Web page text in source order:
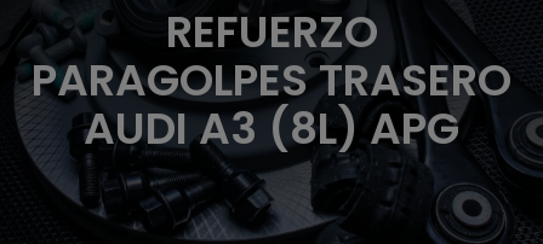
REFUERZO
PARAGOLPES TRASERO
AUDI A3 (8L) APG